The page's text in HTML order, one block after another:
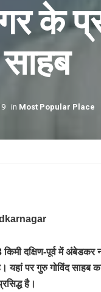
के
साहब
in Most Popular Place
दक्षिण-पूर्व में
पर गुरु गोविंद साहब
है।